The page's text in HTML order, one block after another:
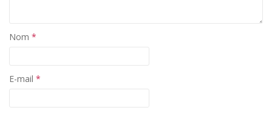
Nom *
E-mail *